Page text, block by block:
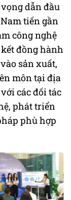
dẫn đầu
tiến gần
công nghệ
đồng hành
sản xuất,
môn tại địa
các đối tác
phát triển
phù hợp